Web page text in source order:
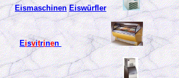
Eismaschinen Eiswürfler
Eisvitrinen